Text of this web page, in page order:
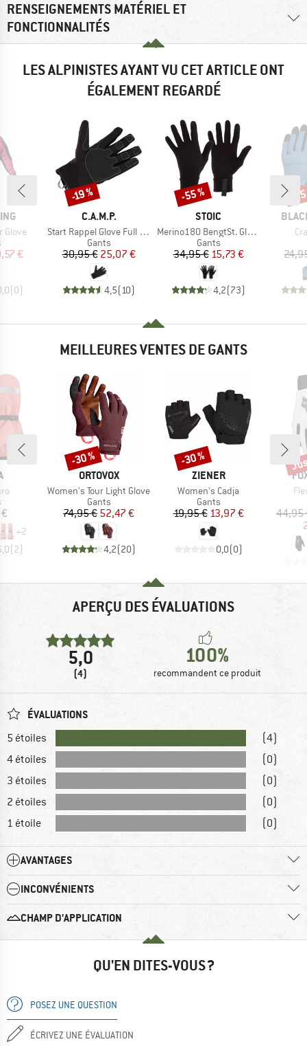
RENSEIGNEMENTS MATÉRIEL ET
FONCTIONNALITÉS
LES ALPINISTES AYANT VU CET ARTICLE ONT
ÉGALEMENT REGARDÉ
Glove
group
réduit
€
(0)
MARQUE
C.A.M.P.
Article
Start Rappel Glove Full Finger
Product group
Gants
Prix
30,95 €Prix réduit
25,07 €
4,5(10)
Remise
-19 %
MARQUE
STOIC
Article
Merino180 BengtSt. Glove
Product group
Gants
Prix
34,95 €Prix réduit
15,73 €
4,2(73)
Remise
-55 % -
MEILLEURES VENTES DE GANTS
group
+2
(2)
MARQUE
ORTOVOX
Article
Women's Tour Light Glove
Product group
Gants
Prix
74,95 € Prix réduit
52,47 €
4,2(20)
Remise
-30 %
MARQUE
ZIENER
Article
Women's Cadja
Product group
Gants
Prix
19,95 €Prix réduit
13,97 €
0,0(0)
Remise
-30 %
44,95
APERÇU DES ÉVALUATIONS
5,0
(4)
100%
recommandent ce produit
ÉVALUATIONS
5 étoiles
(4)
4 étoiles
(0)
3 étoiles
(0)
2 étoiles
(0)
1 étoile
(0)
AVANTAGES
INCONVÉNIENTS
CHAMP D'APPLICATION
QU'EN DITES-VOUS ?
POSEZ UNE QUESTION
ÉCRIVEZ UNE ÉVALUATION